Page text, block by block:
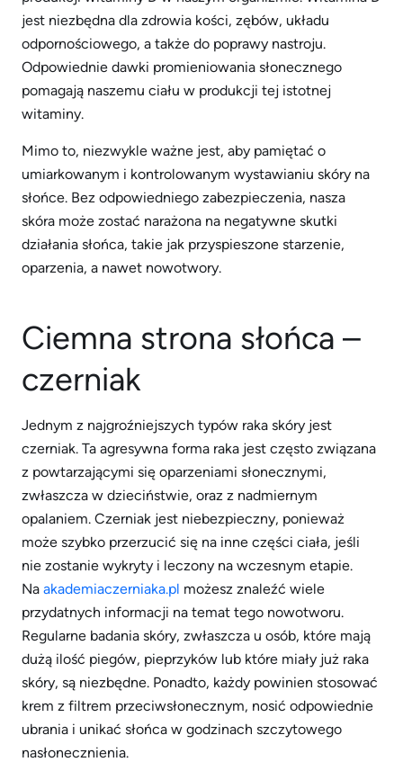
jest niezbędna dla zdrowia kości, zębów, układu
odpornościowego, a także do poprawy nastroju.
Odpowiednie dawki promieniowania słonecznego
pomagają naszemu ciału w produkcji tej istotnej
witaminy.
Mimo to, niezwykle ważne jest, aby pamiętać o
umiarkowanym i kontrolowanym wystawianiu skóry na
słońce. Bez odpowiedniego zabezpieczenia, nasza
skóra może zostać narażona na negatywne skutki
działania słońca, takie jak przyspieszone starzenie,
oparzenia, a nawet nowotwory.
Ciemna strona słońca –
czerniak
Jednym z najgroźniejszych typów raka skóry jest
czerniak. Ta agresywna forma raka jest często związana
z powtarzającymi się oparzeniami słonecznymi,
zwłaszcza w dzieciństwie, oraz z nadmiernym
opalaniem. Czerniak jest niebezpieczny, ponieważ
może szybko przerzucić się na inne części ciała, jeśli
nie zostanie wykryty i leczony na wczesnym etapie.
Na akademiaczerniaka.pl możesz znaleźć wiele
przydatnych informacji na temat tego nowotworu.
Regularne badania skóry, zwłaszcza u osób, które mają
dużą ilość piegów, pieprzyków lub które miały już raka
skóry, są niezbędne. Ponadto, każdy powinien stosować
krem z filtrem przeciwsłonecznym, nosić odpowiednie
ubrania i unikać słońca w godzinach szczytowego
nasłonecznienia.